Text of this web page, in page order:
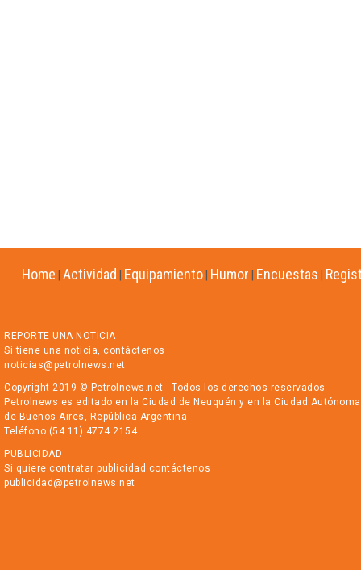
Home Actividad Equipamiento Humor Encuestas
REPORTE UNA NOTICIA
Si tiene una noticia, contáctenos
noticias@petrolnews.net
Copyright 2019 © Petrolnews.net - Todos los derechos reservados
Petrolnews es editado en la Ciudad de Neuquén y en la Ciudad Autónoma
de Buenos Aires, República Argentina
Teléfono (54 11) 4774 2154
PUBLICIDAD
Si quiere contratar publicidad contáctenos
publicidad@petrolnews.net